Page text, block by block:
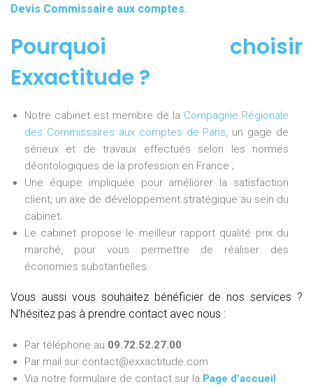
Devis Commissaire aux comptes.
Pourquoi choisir
Exxactitude ?
Notre cabinet est membre de la Compagnie Régionale
des Commissaires aux comptes de Paris, un gage de
sérieux et de travaux effectués selon les normes
déontologiques de la profession en France ;
Une équipe impliquée pour améliorer la satisfaction
client, un axe de développement stratégique au sein du
cabinet.
Le cabinet propose le meilleur rapport qualité prix du
marché, pour vous permettre de réaliser des
économies substantielles.
Vous aussi vous souhaitez bénéficier de nos services ?
N’hésitez pas à prendre contact avec nous :
Par téléphone au 09.72.52.27.00
Par mail sur contact@exxactitude.com
Via notre formulaire de contact sur la Page d’accueil